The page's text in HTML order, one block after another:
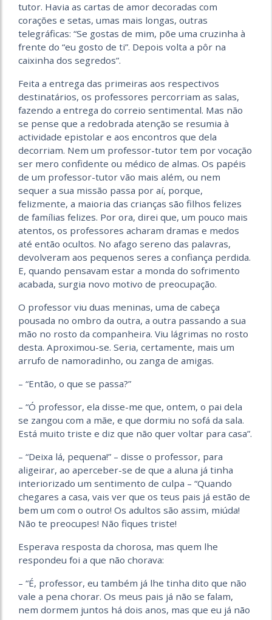
tutor. Havia as cartas de amor decoradas com
corações e setas, umas mais longas, outras
telegráficas: “Se gostas de mim, põe uma cruzinha à
frente do “eu gosto de ti”. Depois volta a pôr na
caixinha dos segredos”.
Feita a entrega das primeiras aos respectivos
destinatários, os professores percorriam as salas,
fazendo a entrega do correio sentimental. Mas não
se pense que a redobrada atenção se resumia à
actividade epistolar e aos encontros que dela
decorriam. Nem um professor-tutor tem por vocação
ser mero confidente ou médico de almas. Os papéis
de um professor-tutor vão mais além, ou nem
sequer a sua missão passa por aí, porque,
felizmente, a maioria das crianças são filhos felizes
de famílias felizes. Por ora, direi que, um pouco mais
atentos, os professores acharam dramas e medos
até então ocultos. No afago sereno das palavras,
devolveram aos pequenos seres a confiança perdida.
E, quando pensavam estar a monda do sofrimento
acabada, surgia novo motivo de preocupação.
O professor viu duas meninas, uma de cabeça
pousada no ombro da outra, a outra passando a sua
mão no rosto da companheira. Viu lágrimas no rosto
desta. Aproximou-se. Seria, certamente, mais um
arrufo de namoradinho, ou zanga de amigas.
– “Então, o que se passa?”
– “Ó professor, ela disse-me que, ontem, o pai dela
se zangou com a mãe, e que dormiu no sofá da sala.
Está muito triste e diz que não quer voltar para casa”.
– “Deixa lá, pequena!” – disse o professor, para
aligeirar, ao aperceber-se de que a aluna já tinha
interiorizado um sentimento de culpa – “Quando
chegares a casa, vais ver que os teus pais já estão de
bem um com o outro! Os adultos são assim, miúda!
Não te preocupes! Não fiques triste!
Esperava resposta da chorosa, mas quem lhe
respondeu foi a que não chorava:
– “É, professor, eu também já lhe tinha dito que não
vale a pena chorar. Os meus pais já não se falam,
nem dormem juntos há dois anos, mas que eu já não